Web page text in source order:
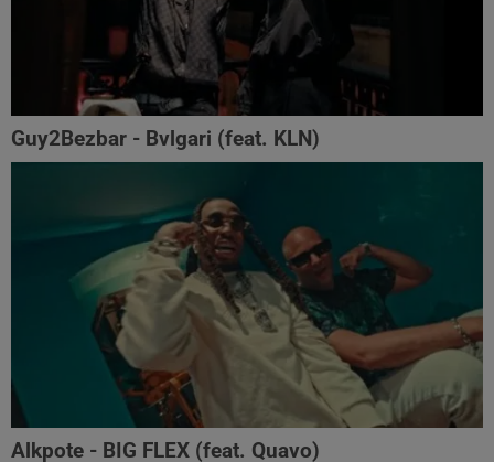
Guy2Bezbar - Bvlgari (feat. KLN)
Alkpote - BIG FLEX (feat. Quavo)